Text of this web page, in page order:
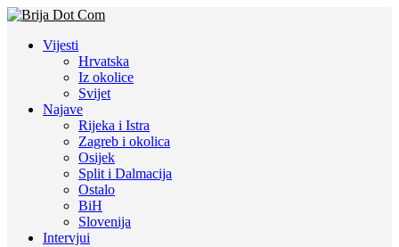
Vijesti
Hrvatska
Iz okolice
Svijet
Najave
Rijeka i Istra
Zagreb i okolica
Osijek
Split i Dalmacija
Ostalo
BiH
Slovenija
Intervjui